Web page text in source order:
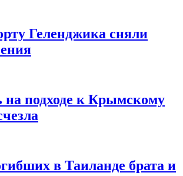
Геленджика сняли
на подходе к Крымскому
в Таиланде брата и